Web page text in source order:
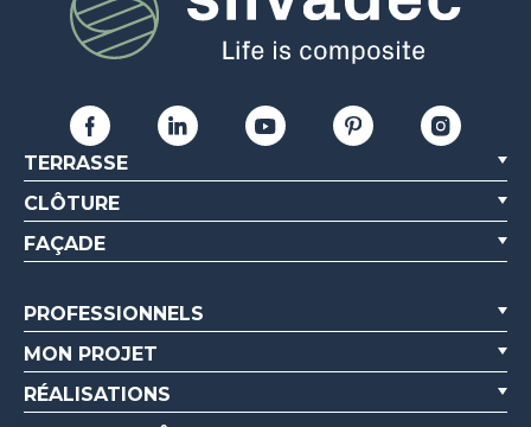
TERRASSE
CLÔTURE
FAÇADE
PROFESSIONNELS
MON PROJET
RÉALISATIONS